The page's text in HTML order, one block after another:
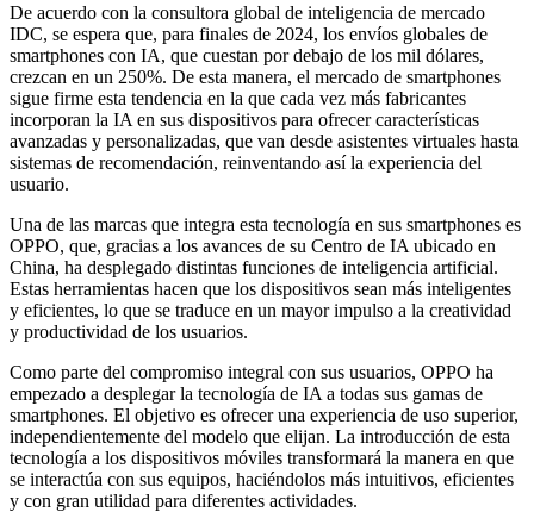
De acuerdo con la consultora global de inteligencia de mercado
IDC, se espera que, para finales de 2024, los envíos globales de
smartphones con IA, que cuestan por debajo de los mil dólares,
crezcan en un 250%. De esta manera, el mercado de smartphones
sigue firme esta tendencia en la que cada vez más fabricantes
incorporan la IA en sus dispositivos para ofrecer características
avanzadas y personalizadas, que van desde asistentes virtuales hasta
sistemas de recomendación, reinventando así la experiencia del
usuario.
Una de las marcas que integra esta tecnología en sus smartphones es
OPPO, que, gracias a los avances de su Centro de IA ubicado en
China, ha desplegado distintas funciones de inteligencia artificial.
Estas herramientas hacen que los dispositivos sean más inteligentes
y eficientes, lo que se traduce en un mayor impulso a la creatividad
y productividad de los usuarios.
Como parte del compromiso integral con sus usuarios, OPPO ha
empezado a desplegar la tecnología de IA a todas sus gamas de
smartphones. El objetivo es ofrecer una experiencia de uso superior,
independientemente del modelo que elijan. La introducción de esta
tecnología a los dispositivos móviles transformará la manera en que
se interactúa con sus equipos, haciéndolos más intuitivos, eficientes
y con gran utilidad para diferentes actividades.